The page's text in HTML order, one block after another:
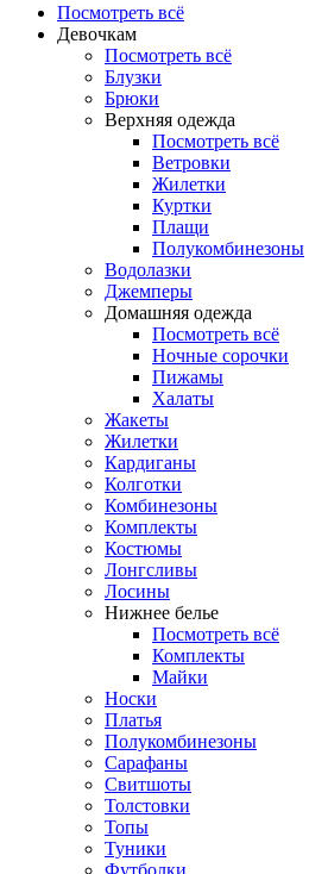
Посмотреть всё
Девочкам
Посмотреть всё
Блузки
Брюки
Верхняя одежда
Посмотреть всё
Ветровки
Жилетки
Куртки
Плащи
Полукомбинезоны
Водолазки
Джемперы
Домашняя одежда
Посмотреть всё
Ночные сорочки
Пижамы
Халаты
Жакеты
Жилетки
Кардиганы
Колготки
Комбинезоны
Комплекты
Костюмы
Лонгсливы
Лосины
Нижнее белье
Посмотреть всё
Комплекты
Майки
Носки
Платья
Полукомбинезоны
Сарафаны
Свитшоты
Толстовки
Топы
Туники
Футболки